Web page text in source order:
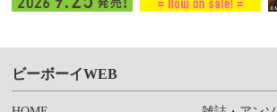
ビーボーイWEB